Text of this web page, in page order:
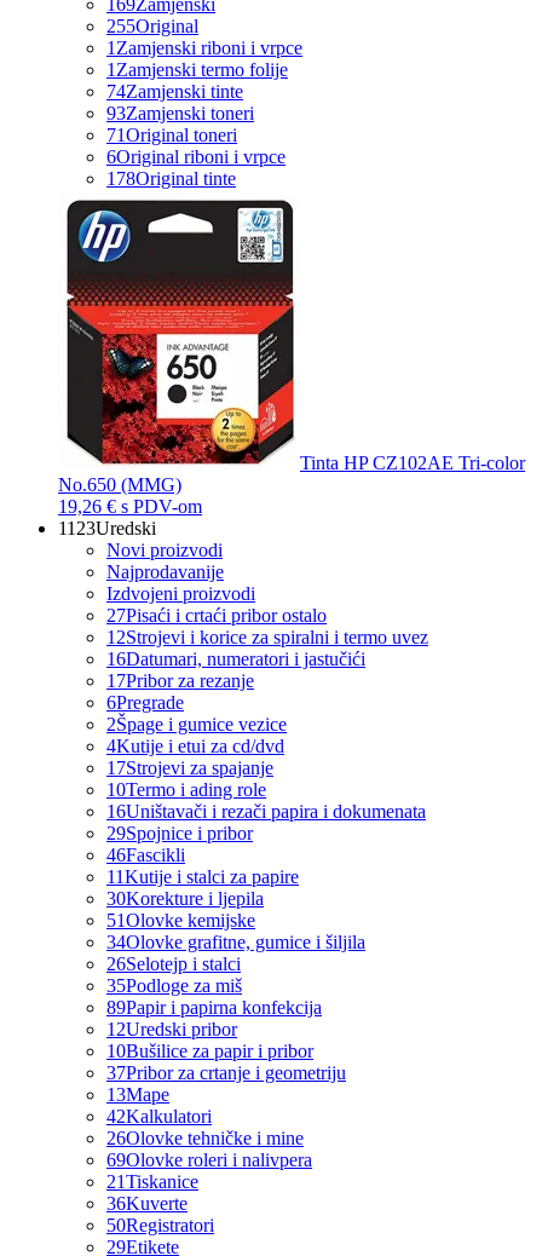
169Zamjenski
255Original
1 Zamjenski riboni i vrpce
1 Zamjenski termo folije
74Zamjenski tinte
93Zamjenski toneri
71Original toneri
6Original riboni i vrpce
178Original tinte
Tinta HP CZ102AE Tri-color
No.650 (MMG)
19,26 € s PDV-om
1123Uredski
Novi proizvodi
Najprodavanije
Izdvojeni proizvodi
27Pisaći i crtaći pribor ostalo
12Strojevi i korice za spiralni i termo uvez
16Datumari, numeratori i jastučići
17Pribor za rezanje
6Pregrade
2Špage i gumice vezice
4Kutije i etui za cd/dvd
17Strojevi za spajanje
10Termo i ading role
16Uništavači i rezači papira i dokumenata
29Spojnice i pribor
46Fascikli
11Kutije i stalci za papire
30Korekture i ljepila
51Olovke kemijske
34Olovke grafitne, gumice i šiljila
26Selotejp i stalci
35Podloge za miš
89Papir i papirna konfekcija
12Uredski pribor
10Bušilice za papir i pribor
37Pribor za crtanje i geometriju
13Mape
42Kalkulatori
26Olovke tehničke i mine
69Olovke roleri i nalivpera
21Tiskanice
36Kuverte
50Registratori
29Etikete